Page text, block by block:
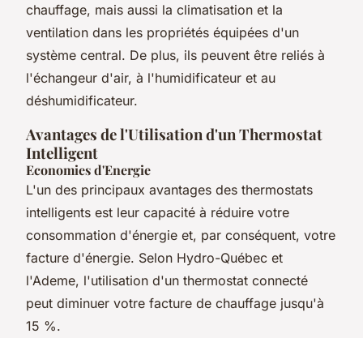
chauffage, mais aussi la climatisation et la
ventilation dans les propriétés équipées d'un
système central. De plus, ils peuvent être reliés à
l'échangeur d'air, à l'humidificateur et au
déshumidificateur.
Avantages de l'Utilisation d'un Thermostat
Intelligent
Economies d'Energie
L'un des principaux avantages des thermostats
intelligents est leur capacité à réduire votre
consommation d'énergie et, par conséquent, votre
facture d'énergie. Selon Hydro-Québec et
l'Ademe, l'utilisation d'un thermostat connecté
peut diminuer votre facture de chauffage jusqu'à
15 %.